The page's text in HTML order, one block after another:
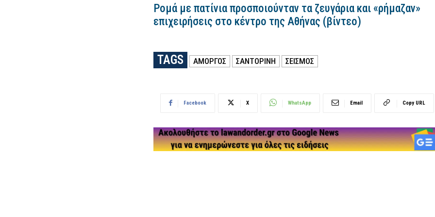
Ρομά με πατίνια προσποιούνταν τα ζευγάρια και «ρήμαζαν»
επιχειρήσεις στο κέντρο της Αθήνας (βίντεο)
TAGS ΑΜΟΡΓΟΣ ΣΑΝΤΟΡΙΝΗ ΣΕΙΣΜΟΣ
Facebook X WhatsApp Email Copy URL